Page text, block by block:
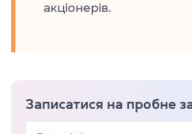
акціонерів.
Записатися на пробне